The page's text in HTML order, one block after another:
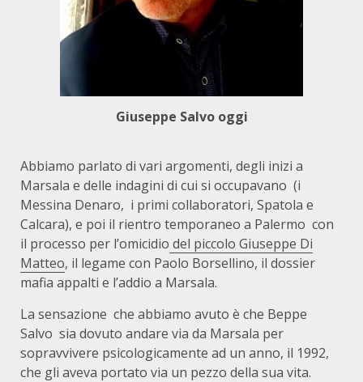
Giuseppe Salvo oggi
Abbiamo parlato di vari argomenti, degli inizi a
Marsala e delle indagini di cui si occupavano (i
Messina Denaro, i primi collaboratori, Spatola e
Calcara), e poi il rientro temporaneo a Palermo con
il processo per l’omicidio del piccolo Giuseppe Di
Matteo, il legame con Paolo Borsellino, il dossier
mafia appalti e l’addio a Marsala.
La sensazione che abbiamo avuto è che Beppe
Salvo sia dovuto andare via da Marsala per
sopravvivere psicologicamente ad un anno, il 1992,
che gli aveva portato via un pezzo della sua vita.